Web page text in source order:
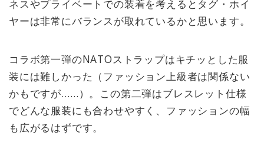
ネスやプライベートでの装着を考えるとタグ・ホイ
ヤーは非常にバランスが取れているかと思います。
コラボ第一弾のNATOストラップはキチッとした服
装には難しかった（ファッション上級者は関係ない
かもですが……）。この第二弾はブレスレット仕様
でどんな服装にも合わせやすく、ファッションの幅
も広がるはずです。